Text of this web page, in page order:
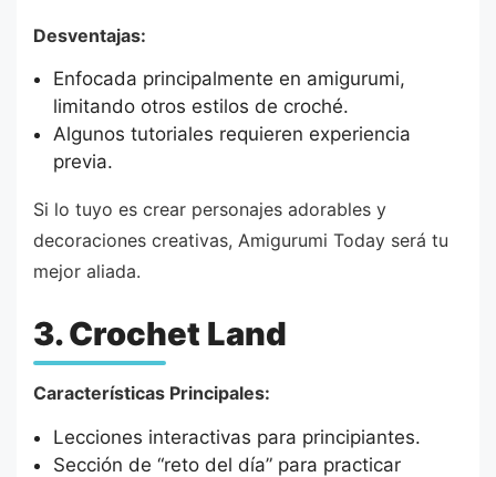
Desventajas:
Enfocada principalmente en amigurumi,
limitando otros estilos de croché.
Algunos tutoriales requieren experiencia
previa.
Si lo tuyo es crear personajes adorables y
decoraciones creativas, Amigurumi Today será tu
mejor aliada.
3. Crochet Land
Características Principales:
Lecciones interactivas para principiantes.
Sección de “reto del día” para practicar